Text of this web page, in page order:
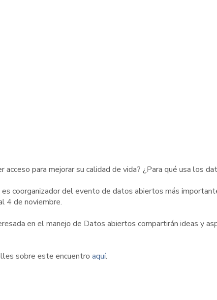
para mejorar su calidad de vida? ¿Para qué usa los
coorganizador del evento de datos abiertos más
4 de noviembre.
en el manejo de Datos abiertos compartirán ideas y
sobre este encuentro aquí.